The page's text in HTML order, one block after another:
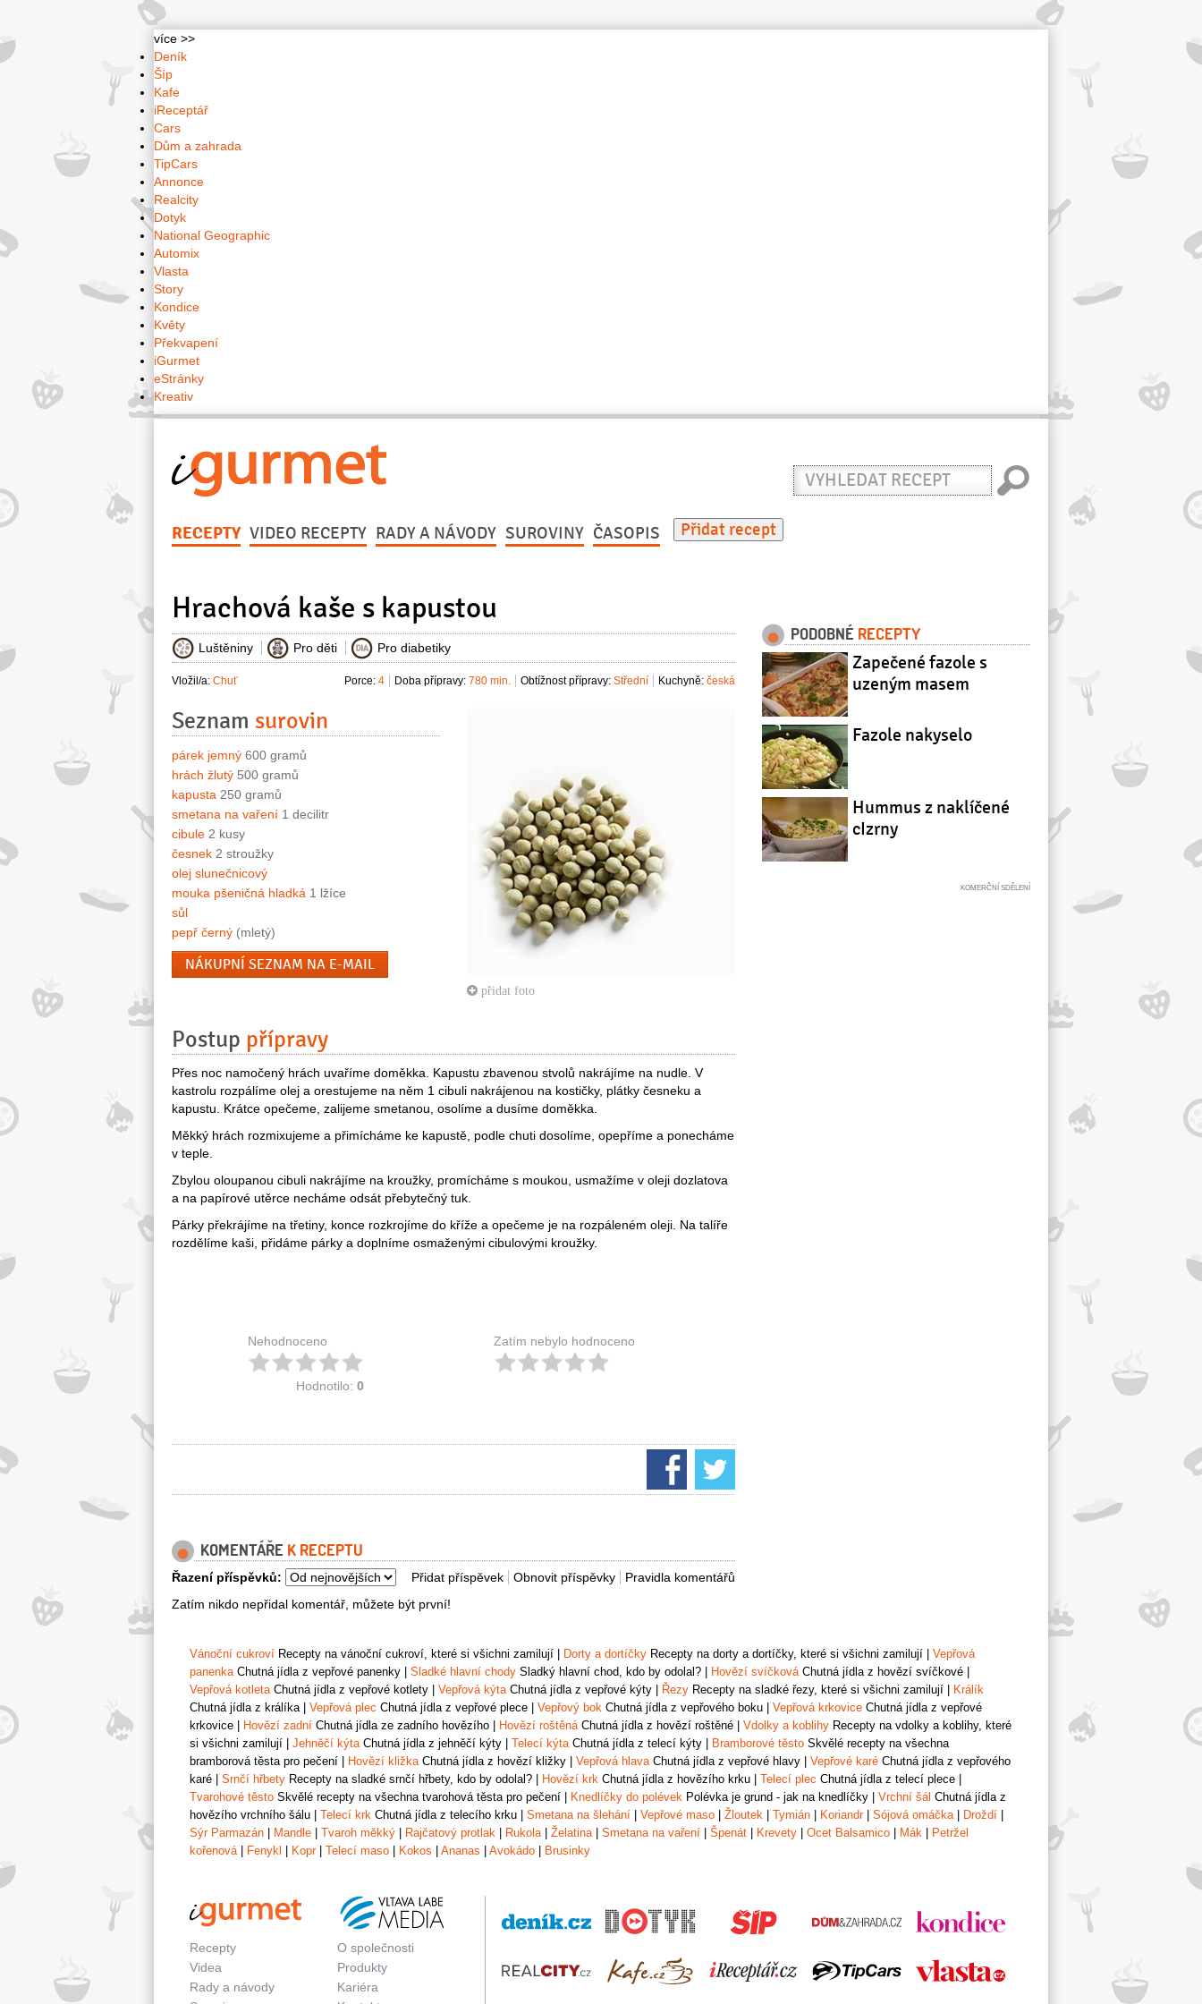
více >>
Deník
Šíp
Kafe
iReceptář
Cars
Dům a zahrada
TipCars
Annonce
Realcity
Dotyk
National Geographic
Automix
Vlasta
Story
Kondice
Květy
Překvapení
iGurmet
eStránky
Kreativ
Vyhledat
recept
RECEPTY VIDEO RECEPTY RADY A NÁVODY SUROVINY ČASOPIS Přidat recept
Hrachová kaše s kapustou
Luštěniny Pro děti Pro diabetiky
Vložil/a: Chuť Kuchyně: česká
Obtížnost přípravy: Střední
Doba přípravy: 780 min.
Porce: 4
přidat foto
Seznam surovin
párek jemný 600 gramů
hrách žlutý 500 gramů
kapusta 250 gramů
smetana na vaření 1 decilitr
cibule 2 kusy
česnek 2 stroužky
olej slunečnicový
mouka pšeničná hladká 1 lžíce
sůl
pepř černý (mletý)
NÁKUPNÍ SEZNAM NA E-MAIL
Postup přípravy
Přes noc namočený hrách uvaříme doměkka. Kapustu zbavenou stvolů nakrájíme na nudle. V
kastrolu rozpálíme olej a orestujeme na něm 1 cibuli nakrájenou na kostičky, plátky česneku a
kapustu. Krátce opečeme, zalijeme smetanou, osolíme a dusíme doměkka.
Měkký hrách rozmixujeme a přimícháme ke kapustě, podle chuti dosolíme, opepříme a ponecháme
v teple.
Zbylou oloupanou cibuli nakrájíme na kroužky, promícháme s moukou, usmažíme v oleji dozlatova
a na papírové utěrce necháme odsát přebytečný tuk.
Párky překrájíme na třetiny, konce rozkrojíme do kříže a opečeme je na rozpáleném oleji. Na talíře
rozdělíme kaši, přidáme párky a doplníme osmaženými cibulovými kroužky.
Nehodnoceno
Hodnotilo: 0
Zatím nebylo hodnoceno
KOMENTÁŘE K RECEPTU
Pravidla komentářů
Obnovit příspěvky
Přidat příspěvek
Řazení příspěvků:
Zatím nikdo nepřidal komentář, můžete být první!
PODOBNÉ RECEPTY
Zapečené fazole s
uzeným masem
Fazole nakyselo
Hummus z naklíčené
cIzrny
Vánoční cukroví Recepty na vánoční cukroví, které si všichni zamilují Dorty a dortíčky Recepty na dorty a dortíčky, které si všichni zamilují
Vepřová
panenkaChutná jídla z vepřové panenky Sladké hlavní chody Sladký hlavní chod, kdo by odolal? Hovězí svíčkováChutná jídla z hovězí svíčkové
Vepřová kotletaChutná jídla z vepřové kotlety Vepřová kýtaChutná jídla z vepřové kýty Řezy Recepty na sladké řezy, které si všichni zamilují
Králík
Chutná jídla z králíka| Vepřová plec Chutná jídla z vepřové plece Vepřový bok Chutná jídla z vepřového boku Vepřová krkovice Chutná jídla z vepřové
krkovice
Hovězí zadní Chutná jídla ze zadního hovězího Hovězí roštěnáChutná jídla z hovězí roštěné Vdolky a koblihy Recepty na vdolky a koblihy, které
si všichni zamilují
Jehněčí kýtaChutná jídla z jehněčí kýty Telecí kýtaChutná jídla z telecí kýty Bramborové těsto Skvělé recepty na všechna
bramborová těsta pro pečení
Hovězí kližkaChutná jídla z hovězí kližky Vepřová hlavaChutná jídla z vepřové hlavy Vepřové karé Chutná jídla z vepřového
karé
Srnčí hřbety Recepty na sladké srnčí hřbety, kdo by odolal? Hovězí krk Chutná jídla z hovězího krku Telecí plec Chutná jídla z telecí plece
Tvarohové těsto Skvělé recepty na všechna tvarohová těsta pro pečení Knedlíčky do polévek Polévka je grund - jak na knedlíčky Vrchní šál Chutná jídla z
hovězího vrchního šálu
Telecí krk Chutná jídla z telecího krku Smetana na šlehání Vepřové maso Žloutek Tymián Koriandr| Sójová omáčka| Droždí
Sýr Parmazán
Mandle Tvaroh měkký Rajčatový protlak Rukola| Želatina| Smetana na vaření Špenát Krevety Ocet Balsamico Mák
Petržel
kořenová| Fenykl Kopr| Telecí maso Kokos Ananas Avokádo Brusinky
Recepty
Videa
Rady a návody
O společnosti
Produkty
Kariéra